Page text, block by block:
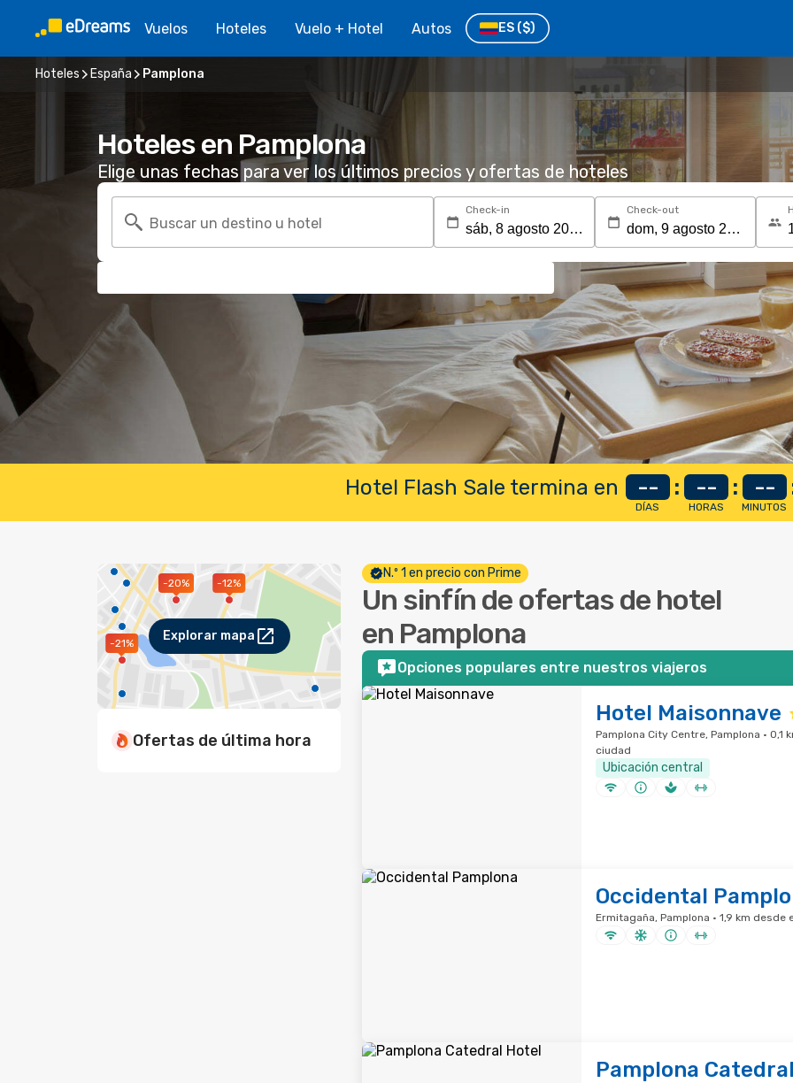
Vuelos Hoteles Vuelo + Hotel Autos ES ($)
Hoteles España Pamplona
Hoteles en Pamplona
Elige unas fechas para ver los últimos precios y ofertas de hoteles
Buscar un destino u hotel
Check-in Check-out
Hotel Flash Sale termina en --
DÍAS
: --
HORAS
: --
MINUTOS
-21%
-20% -12%
Explorar mapa
Ofertas de última hora
N.º 1 en precio con Prime
Un sinfín de ofertas de hotel
en Pamplona
Opciones populares entre nuestros viajeros
Hotel Maisonnave
Pamplona City Centre, Pamplona · 0,1
ciudad
Ubicación central
Occidental
Ermitagaña, Pamplona · 1,9 km
Pamplona